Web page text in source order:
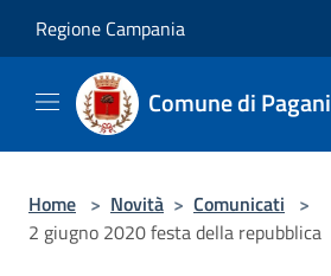
Regione Campania
Comune di Pagani
Home > Novità > Comunicati >
2 giugno 2020 festa della repubblica